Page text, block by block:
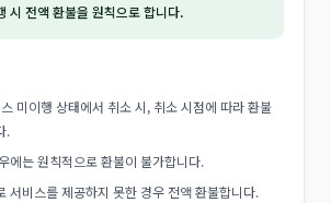
시 전액 환불을 원칙으로 합니다.
미이행 상태에서 취소 시, 취소 시점에 따라 환불
.
에는 원칙적으로 환불이 불가합니다.
서비스를 제공하지 못한 경우 전액 환불합니다.